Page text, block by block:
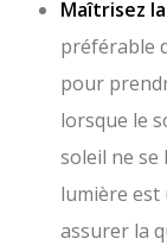
Maîtrisez
préférable
pour
lorsque le
soleil ne se
lumière
assurer la